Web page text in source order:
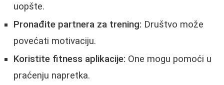
uopšte.
Pronađite partnera za trening: Društvo može
povećati motivaciju.
Koristite fitness aplikacije: One mogu pomoći u
praćenju napretka.